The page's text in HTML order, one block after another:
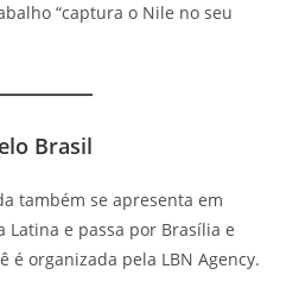
“captura o Nile no seu
Brasil
também se apresenta em
Latina e passa por Brasília e
é organizada pela LBN Agency.